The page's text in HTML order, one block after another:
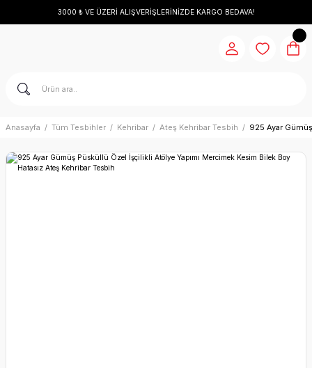
3000 ₺ VE ÜZERİ ALIŞVERİŞLERİNİZDE KARGO BEDAVA!
Anasayfa Tüm Tesbihler Kehribar Ateş Kehribar Tesbih 925 Ayar